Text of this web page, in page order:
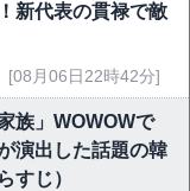
新代表の貫禄で敵
[08月06日22時42分]
族」WOWOWで
演出した話題の韓
すじ）